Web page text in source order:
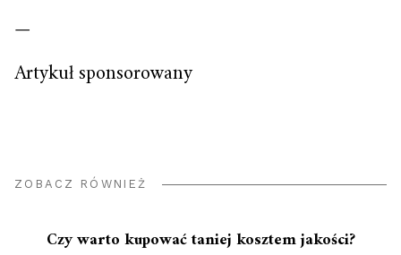
—
Artykuł sponsorowany
ZOBACZ RÓWNIEŻ
Czy warto kupować taniej kosztem jakości?